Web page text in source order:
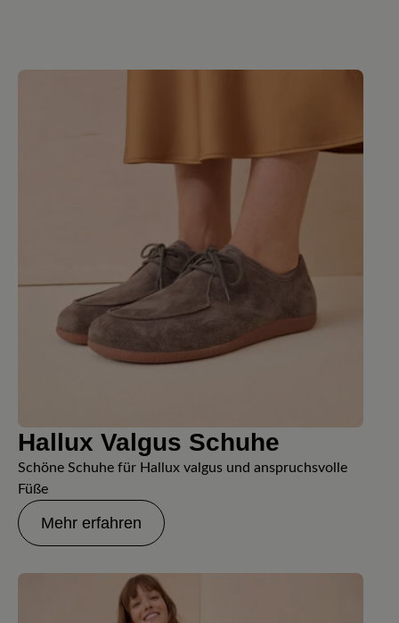
Hallux Valgus Schuhe
Schöne Schuhe für Hallux valgus und anspruchsvolle
Füße
Mehr erfahren